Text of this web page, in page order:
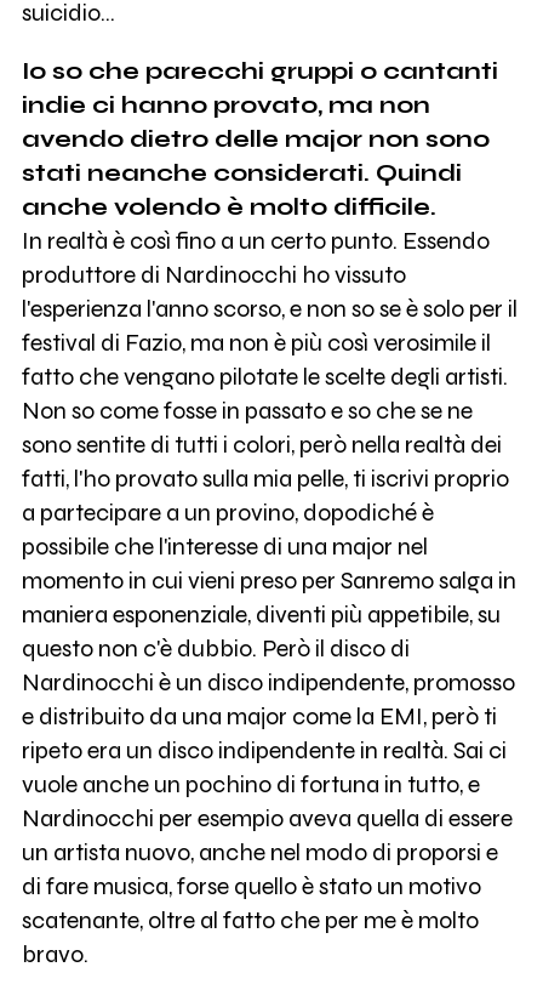
suicidio...
Io so che parecchi gruppi o cantanti
indie ci hanno provato, ma non
avendo dietro delle major non sono
stati neanche considerati. Quindi
anche volendo è molto difficile.
In realtà è così fino a un certo punto. Essendo
produttore di Nardinocchi ho vissuto
l'esperienza l'anno scorso, e non so se è solo per il
festival di Fazio, ma non è più così verosimile il
fatto che vengano pilotate le scelte degli artisti.
Non so come fosse in passato e so che se ne
sono sentite di tutti i colori, però nella realtà dei
fatti, l'ho provato sulla mia pelle, ti iscrivi proprio
a partecipare a un provino, dopodiché è
possibile che l'interesse di una major nel
momento in cui vieni preso per Sanremo salga in
maniera esponenziale, diventi più appetibile, su
questo non c'è dubbio. Però il disco di
Nardinocchi è un disco indipendente, promosso
e distribuito da una major come la EMI, però ti
ripeto era un disco indipendente in realtà. Sai ci
vuole anche un pochino di fortuna in tutto, e
Nardinocchi per esempio aveva quella di essere
un artista nuovo, anche nel modo di proporsi e
di fare musica, forse quello è stato un motivo
scatenante, oltre al fatto che per me è molto
bravo.